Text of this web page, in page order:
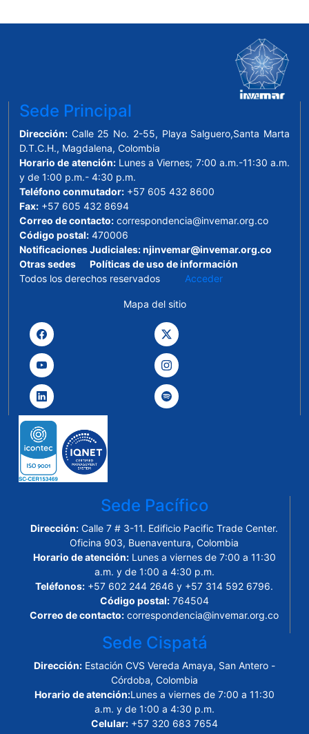
Sede Principal
Dirección: Calle 25 No. 2-55, Playa Salguero,Santa Marta
D.T.C.H., Magdalena, Colombia
Horario de atención:Lunes a Viernes; 7:00 a.m.-11:30 a.m.
y de 1:00 p.m.- 4:30 p.m.
Teléfono conmutador: +57 605 432 8600
Fax: +57 605 432 8694
Correo de contacto: correspondencia@invemar.org.co
Código postal: 470006
Notificaciones Judiciales:njinvemar@invemar.org.co
Otras sedes
Políticas de uso de información
Todos los derechos reservados Acceder
Mapa del sitio
Sede Pacífico
Dirección: Calle 7 # 3-11. Edificio Pacific Trade Center.
Oficina 903, Buenaventura, Colombia
Horario de atención:Lunes a viernes de 7:00 a 11:30
a.m. y de 1:00 a 4:30 p.m.
Teléfonos: +57 602 244 2646 y +57 314 592 6796.
Código postal:764504
Correo de contacto: correspondencia@invemar.org.co
Sede Cispatá
Dirección: Estación CVS Vereda Amaya, San Antero -
Córdoba, Colombia
Horario de atención:Lunes a viernes de 7:00 a 11:30
a.m. y de 1:00 a 4:30 p.m.
Celular: +57 320 683 7654